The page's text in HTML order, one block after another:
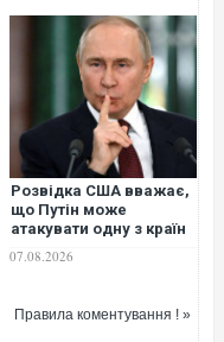
Розвідка США вважає,
що Путін може
атакувати одну з країн
WSJ
07.08.2026
Правила коментування ! »